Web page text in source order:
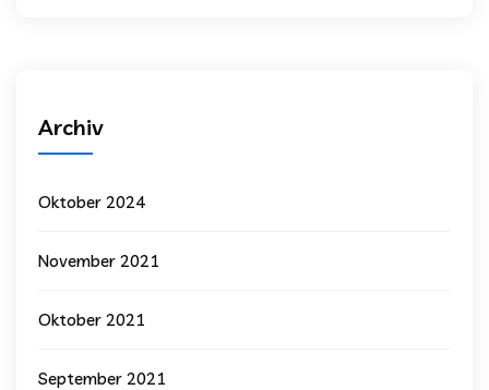
Archiv
Oktober 2024
November 2021
Oktober 2021
September 2021